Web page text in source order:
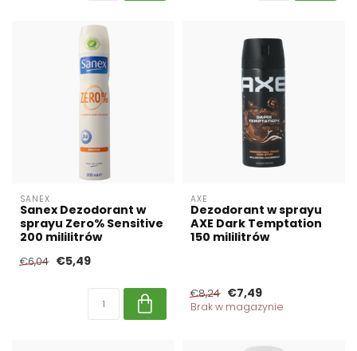
SANEX
Sanex Dezodorant w
sprayu Zero% Sensitive
200 mililitrów
€6,04 €5,49
AXE
Dezodorant w sprayu
AXE Dark Temptation
150 mililitrów
€8,24 €7,49
Brak w magazynie